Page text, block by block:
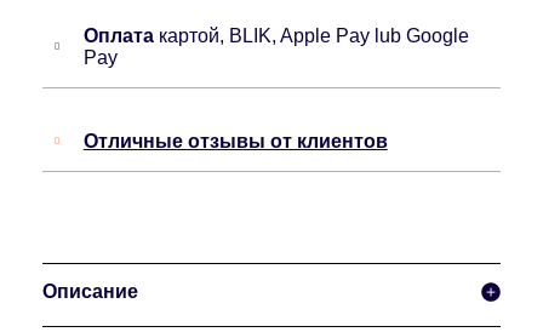
Оплата картой, BLIK, Apple Pay lub Google
Pay
Отличные отзывы от клиентов
Описание